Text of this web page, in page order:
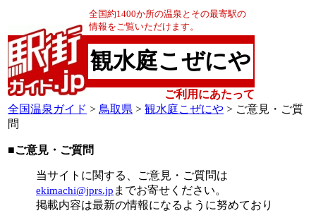
全国約1400か所の温泉とその最寄駅の
情報をご覧いただけます。
観水庭こぜにや
ご利用にあたって
全国温泉ガイド > 鳥取県 > 観水庭こぜにや > ご意見・ご質
問
■ご意見・ご質問
当サイトに関する、ご意見・ご質問は
ekimachi@jprs.jp までお寄せください。
掲載内容は最新の情報になるように努めており